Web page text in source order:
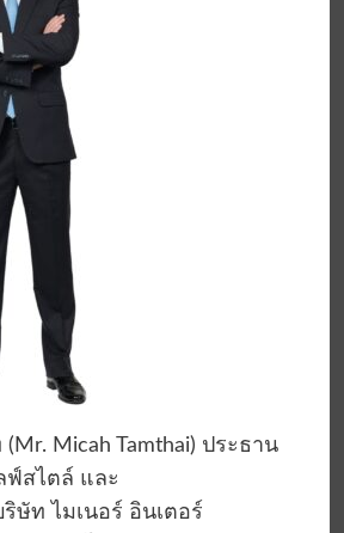
(Mr. Micah Tamthai) ประธาน
ฟ์สไตล์ และ
ริษัท ไมเนอร์ อินเตอร์